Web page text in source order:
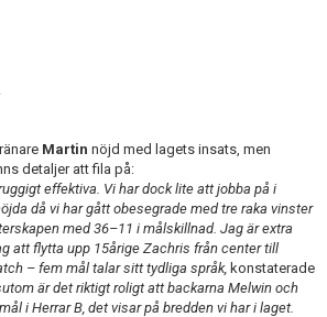
Martin nöjd med lagets insats, men
detaljer att fila på:
effektiva. Vi har dock lite att jobba på i
då vi har gått obesegrade med tre raka vinster
med 36–11 i målskillnad. Jag är extra
att flytta upp 15årige Zachris från center till
– fem mål talar sitt tydliga språk, konstaterade
är det riktigt roligt att backarna Melwin och
i Herrar B, det visar på bredden vi har i laget.